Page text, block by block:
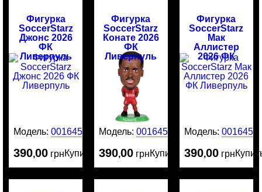
Фигурка
SoccerStarz
Джонс 2026
ФК
Ливерпуль
Модель:0016452
390,00 грнКупить
Фигурка
SoccerStarz
Конате 2026
ФК
Ливерпуль
Модель:0016451
390,00 грнКупить
Фигурка
SoccerStarz
Мак
Аллистер
2026 ФК
Ливерпуль
Модель: 0016450
390,00 грн